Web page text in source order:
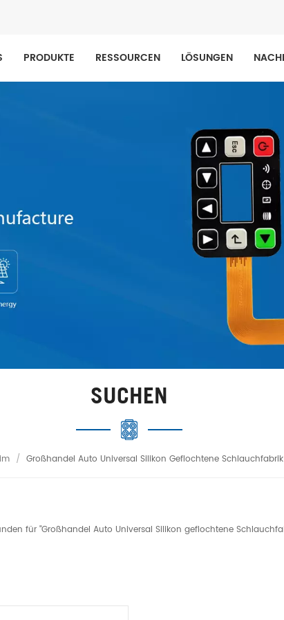
PRODUKTE RESSOURCEN LÖSUNGEN
SUCHEN
/ Großhandel Auto Universal Silikon Geflochtene Schlauchfabrik
für "Großhandel Auto Universal Silikon geflochtene